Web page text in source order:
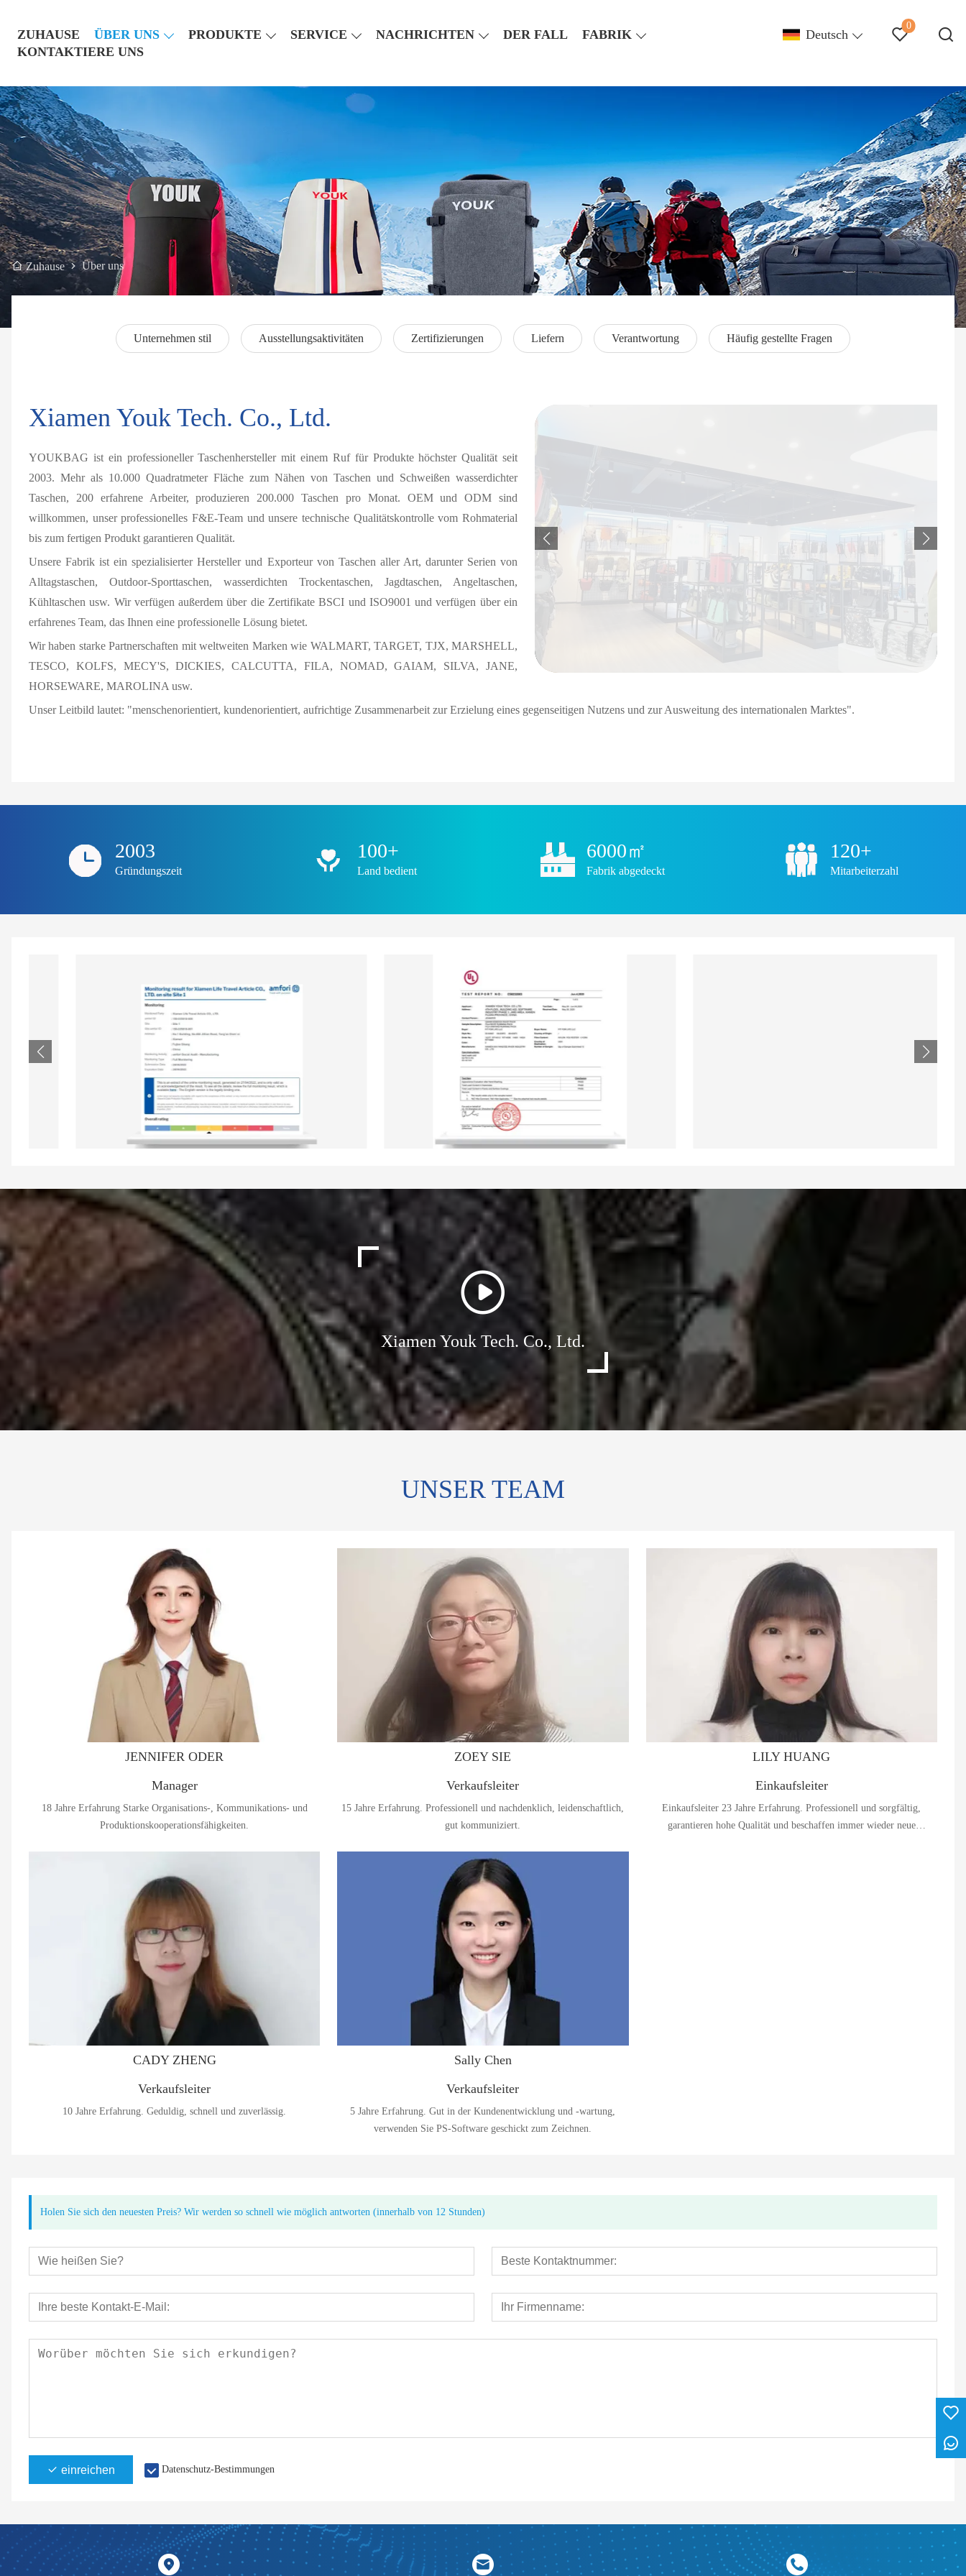
ZUHAUSE ÜBER UNS PRODUKTE SERVICE NACHRICHTEN DER FALL
FABRIK
KONTAKTIERE UNS
Deutsch
0
Zuhause Über uns
Unternehmen stil Ausstellungsaktivitäten Zertifizierungen Liefern Verantwortung Häufig gestellte Fragen
Xiamen Youk Tech. Co., Ltd.
YOUKBAG ist ein professioneller Taschenhersteller mit einem Ruf für Produkte höchster Qualität seit
2003. Mehr als 10.000 Quadratmeter Fläche zum Nähen von Taschen und Schweißen wasserdichter
Taschen, 200 erfahrene Arbeiter, produzieren 200.000 Taschen pro Monat. OEM und ODM sind
willkommen, unser professionelles F&E-Team und unsere technische Qualitätskontrolle vom Rohmaterial
bis zum fertigen Produkt garantieren Qualität.
Unsere Fabrik ist ein spezialisierter Hersteller und Exporteur von Taschen aller Art, darunter Serien von
Alltagstaschen, Outdoor-Sporttaschen, wasserdichten Trockentaschen, Jagdtaschen, Angeltaschen,
Kühltaschen usw. Wir verfügen außerdem über die Zertifikate BSCI und ISO9001 und verfügen über ein
erfahrenes Team, das Ihnen eine professionelle Lösung bietet.
Wir haben starke Partnerschaften mit weltweiten Marken wie WALMART, TARGET, TJX, MARSHELL,
TESCO, KOLFS, MECY'S, DICKIES, CALCUTTA, FILA, NOMAD, GAIAM, SILVA, JANE,
HORSEWARE, MAROLINA usw.
Unser Leitbild lautet: "menschenorientiert, kundenorientiert, aufrichtige Zusammenarbeit zur Erzielung eines gegenseitigen Nutzens und zur Ausweitung des internationalen Marktes".
2003
Gründungszeit
100+
Land bedient
6000㎡
Fabrik abgedeckt
120+
Mitarbeiterzahl
Xiamen Youk Tech. Co., Ltd.
UNSER TEAM
JENNIFER ODER
Manager
18 Jahre Erfahrung Starke Organisations-, Kommunikations- und
Produktionskooperationsfähigkeiten.
ZOEY SIE
Verkaufsleiter
15 Jahre Erfahrung. Professionell und nachdenklich, leidenschaftlich,
gut kommuniziert.
LILY HUANG
Einkaufsleiter
Einkaufsleiter 23 Jahre Erfahrung. Professionell und sorgfältig,
garantieren hohe Qualität und beschaffen immer wieder neue
CADY ZHENG
Verkaufsleiter
10 Jahre Erfahrung. Geduldig, schnell und zuverlässig.
Sally Chen
Verkaufsleiter
5 Jahre Erfahrung. Gut in der Kundenentwicklung und -wartung,
verwenden Sie PS-Software geschickt zum Zeichnen.
Holen Sie sich den neuesten Preis? Wir werden so schnell wie möglich antworten (innerhalb von 12 Stunden)
einreichen Datenschutz-Bestimmungen